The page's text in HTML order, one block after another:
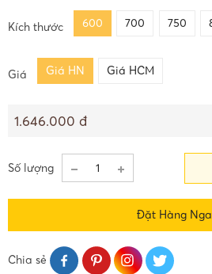
Kích thước 600 700 750
Giá Giá HN Giá HCM
1.646.000 đ
Số lượng
Đặt Hàng
Chia sẻ